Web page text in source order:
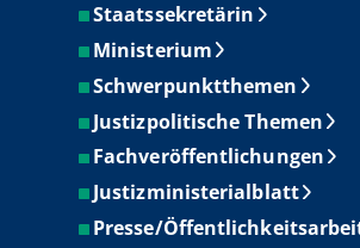
Staatssekretärin
Ministerium
Schwerpunktthemen
Justizpolitische Themen
Fachveröffentlichungen
Justizministerialblatt
Presse/